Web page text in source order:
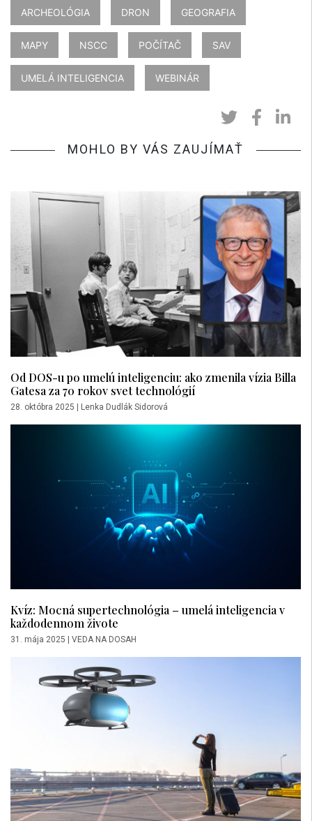
ARCHEOLÓGIA DRON GEOGRAFIA
MAPY NSCC POČÍTAČ SAV
UMELÁ INTELIGENCIA WEBINÁR
MOHLO BY VÁS ZAUJÍMAŤ
Od DOS-u po umelú inteligenciu: ako zmenila vízia Billa
Gatesa za 70 rokov svet technológií
28. októbra 2025 | Lenka Dudlák Sidorová
Kvíz: Mocná supertechnológia – umelá inteligencia v
každodennom živote
31. mája 2025 | VEDA NA DOSAH